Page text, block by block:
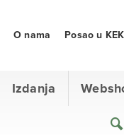
Izdanja
O nama Posao u